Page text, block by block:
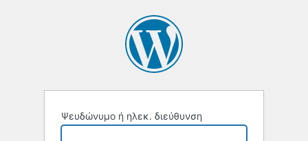
Ψευδώνυμο ή ηλεκ. διεύθυνση